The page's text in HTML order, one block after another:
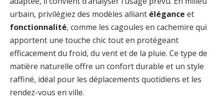
urbain, privilégiez des modèles alliant élégance et
fonctionnalité, comme les cagoules en cachemire qui
apportent une touche chic tout en protégeant
efficacement du froid, du vent et de la pluie. Ce type de
matière naturelle offre un confort durable et un style
raffiné, idéal pour les déplacements quotidiens et les
rendez-vous en ville.